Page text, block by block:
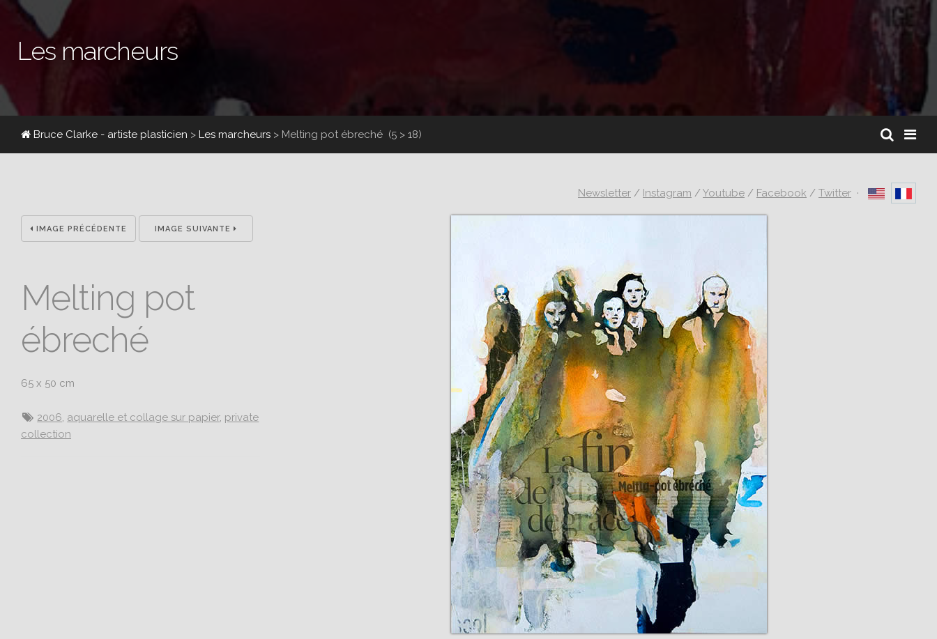
Les marcheurs
Bruce Clarke - artiste plasticien > Les marcheurs > Melting pot ébreché (5 > 18)
Newsletter / Instagram /Youtube / Facebook / Twitter ·
IMAGE PRÉCÉDENTE IMAGE SUIVANTE
Melting pot
ébreché
65 x 50 cm
2006, aquarelle et collage sur papier, private
collection